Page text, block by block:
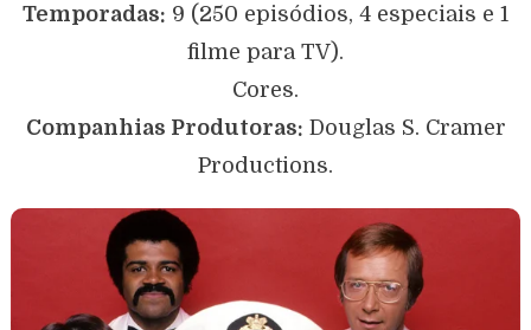
Temporadas: 9 (250 episódios, 4 especiais e 1
filme para TV).
Cores.
Companhias Produtoras: Douglas S. Cramer
Productions.